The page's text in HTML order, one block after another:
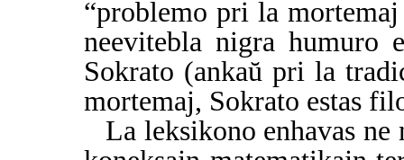
“problemo pri la
neevitebla nigra humuro
Sokrato (ankaŭ pri la
mortemaj, Sokrato estas
La leksikono enhavas